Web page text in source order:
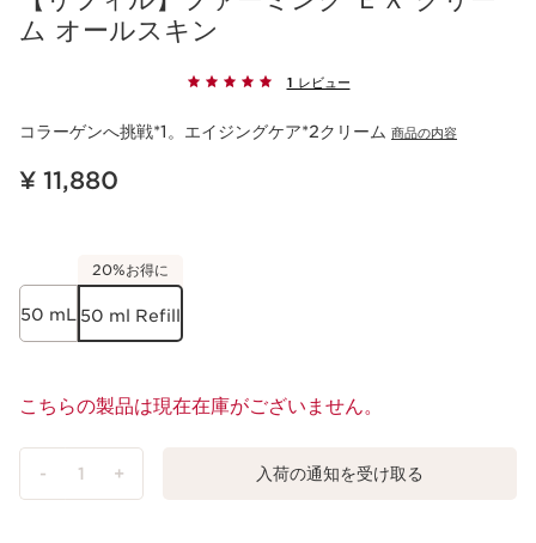
ム オールスキン
1 レビュー
コラーゲンへ挑戦*1。エイジングケア*2クリーム 商品の内容
現在表示中の製品の価格 ¥ 11,880
¥ 11,880
50 mL
20%お得に
50 ml Refill
こちらの製品は現在在庫がございません。
- 1 + 入荷の通知を受け取る